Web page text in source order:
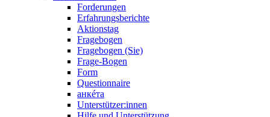
Forderungen
Erfahrungsberichte
Aktionstag
Fragebogen
Fragebogen (Sie)
Frage-Bogen
Form
Questionnaire
анкéта
Unterstützer:innen